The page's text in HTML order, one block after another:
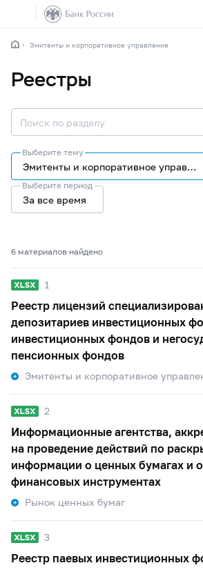
Эмитенты и корпоративное управление
Реестры
Выберите тему
Эмитенты и корпоративное
Выберите период
За все время
6 материалов найдено
1
Реестр лицензий
депозитариев инвестиционных
инвестиционных фондов и
пенсионных фондов
Эмитенты и корпоративное
2
Информационные агентства,
на проведение действий по
информации о ценных бумагах и
финансовых инструментах
Рынок ценных бумаг
3
Реестр паевых инвестиционных